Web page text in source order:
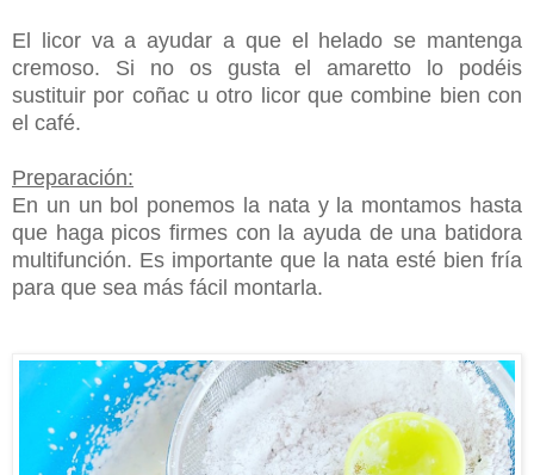
El licor va a ayudar a que el helado se mantenga
cremoso. Si no os gusta el amaretto lo podéis
sustituir por coñac u otro licor que combine bien con
el café.
Preparación:
En un un bol ponemos la nata y la montamos hasta
que haga picos firmes con la ayuda de una batidora
multifunción. Es importante que la nata esté bien fría
para que sea más fácil montarla.